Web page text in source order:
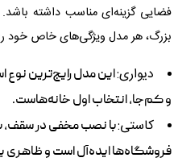
فضایی گزینه‌ای مناسب داشته
بزرگ، هر مدل ویژگی‌های خاص خود را
دیواری:این مدل رایج‌ترین
و کم‌جا، انتخاب اول خانه‌هاست.
کاستی:با نصب مخفی در سقف،
فروشگاه‌ها ایده‌آل است و ظاهری